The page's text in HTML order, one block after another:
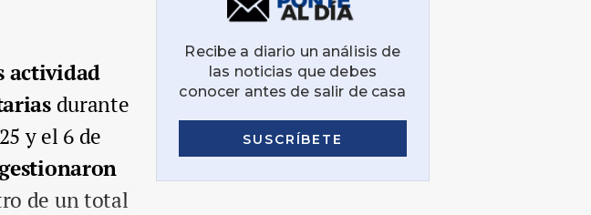
actividad
durante
y el 6 de
de un total